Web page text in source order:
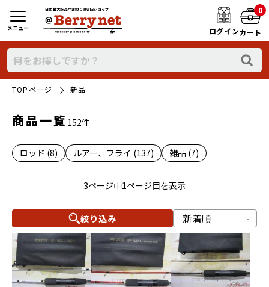
日本最大新品中古釣り具WEBショップ
ログイン
0
カート
メニュー
TOPページ 新品
商品一覧 152件
ロッド (8) ルアー、フライ (137) 雑品 (7)
3ページ中1ページ目を表示
絞り込み